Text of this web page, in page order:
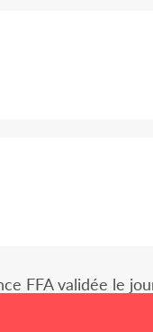
FFA validée le